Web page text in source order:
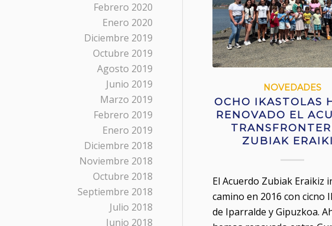
NOVEDADES
OCHO IKASTOLAS
RENOVADO EL
ZUBIAK
El Acuerdo Zubiak Eraikiz
camino en 2016 con cicno
de Iparralde y Gipuzkoa.
Febrero 2020
Enero 2020
Diciembre 2019
Octubre 2019
Agosto 2019
Junio 2019
Marzo 2019
Febrero 2019
Enero 2019
Diciembre 2018
Noviembre 2018
Octubre 2018
Septiembre 2018
Julio 2018
Junio 2018